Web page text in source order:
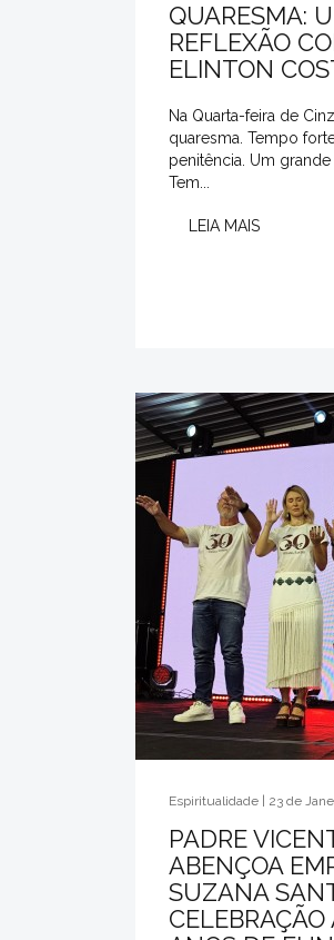
QUARESMA:
REFLEXÃO
ELINTON
Na Quarta-feira de
quaresma. Tempo
penitência. Um grande
Tem...
LEIA MAIS
Espiritualidade | 23 de
PADRE
ABENÇOA
SUZANA
CELEBRAÇÃO